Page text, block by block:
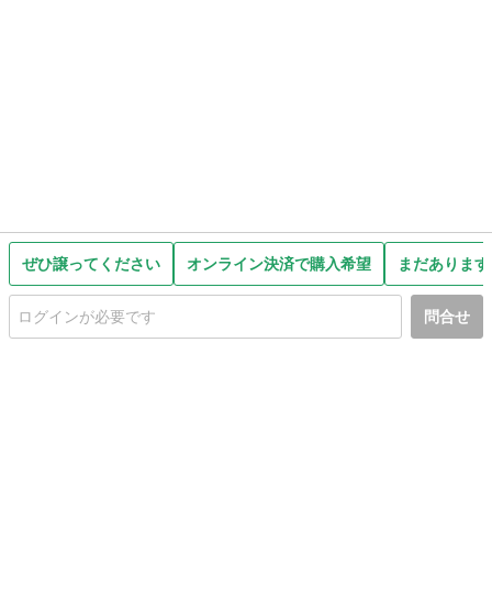
ぜひ譲ってください オンライン決済で購入希望 まだありま
問合せ